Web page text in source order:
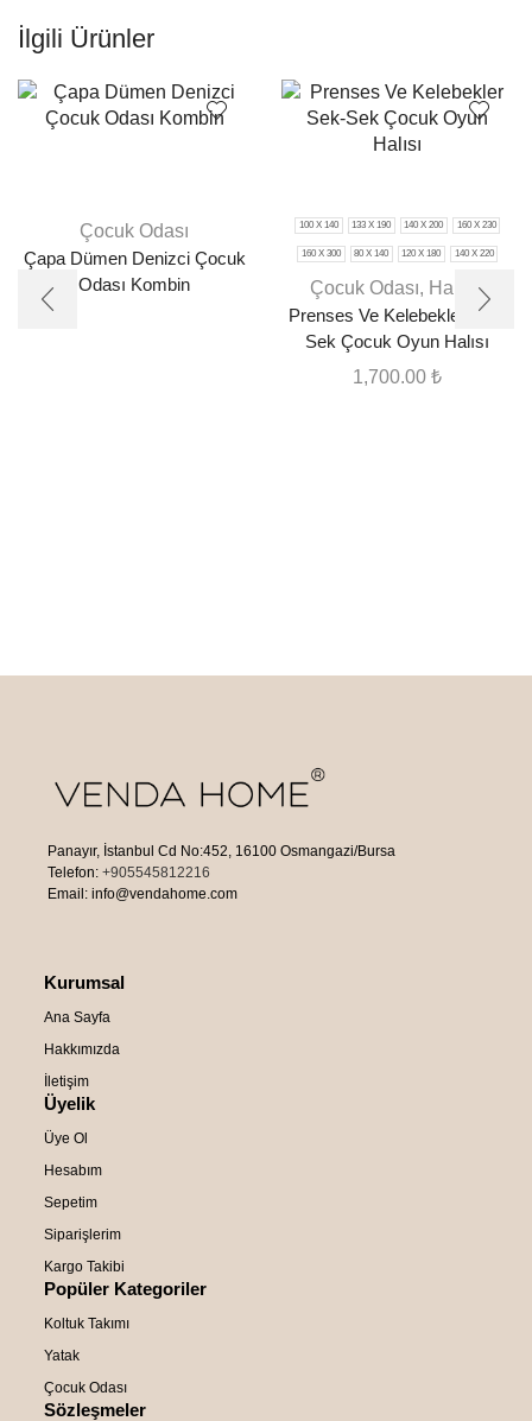
İlgili Ürünler
Çocuk Odası
Çapa Dümen Denizci Çocuk
Odası Kombin
100 X 140 133 X 190 140 X 200 160 X 230
160 X 300 80 X 140 120 X 180 140 X 220
Çocuk Odası, Halılar
Prenses Ve Kelebekler Sek-
Sek Çocuk Oyun Halısı
1,700.00₺
Panayır, İstanbul Cd No:452, 16100 Osmangazi/Bursa
Telefon: +905545812216
Email: info@vendahome.com
Kurumsal
Ana Sayfa
Hakkımızda
İletişim
Üyelik
Üye Ol
Hesabım
Sepetim
Siparişlerim
Kargo Takibi
Popüler Kategoriler
Koltuk Takımı
Yatak
Çocuk Odası
Sözleşmeler